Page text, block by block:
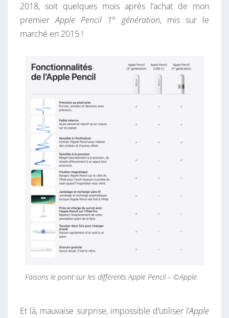
2018, soit quelques mois après l’achat de mon
premierApple Pencil 1° génération, mis sur le
marché en 2015 !
Faisons le point sur les différents Apple Pencil – ©Apple
Et là, mauvaise surprise, impossible d’utiliser l’Apple